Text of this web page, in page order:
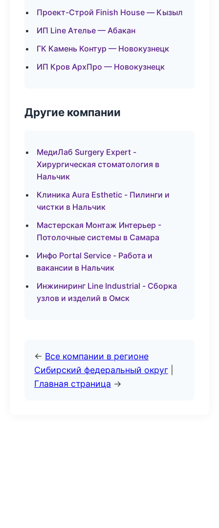
Проект-Строй Finish House — Кызыл
ИП Line Ателье — Абакан
ГК Камень Контур — Новокузнецк
ИП Кров АрхПро — Новокузнецк
Другие компании
МедиЛаб Surgery Expert -
Хирургическая стоматология в
Нальчик
Клиника Aura Esthetic - Пилинги и
чистки в Нальчик
Мастерская Монтаж Интерьер -
Потолочные системы в Самара
Инфо Portal Service - Работа и
вакансии в Нальчик
Инжиниринг Line Industrial - Сборка
узлов и изделий в Омск
← Все компании в регионе
Сибирский федеральный округ
Главная страница →